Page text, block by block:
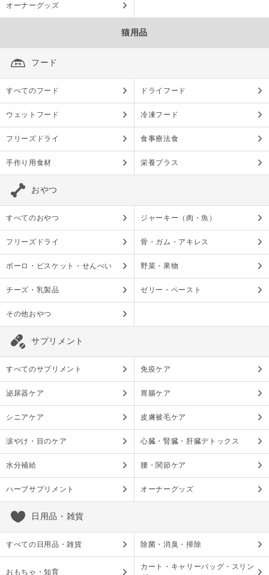
オーナーグッズ
猫用品
フード
すべてのフード ドライフード
ウェットフード 冷凍フード
フリーズドライ 食事療法食
手作り用食材 栄養プラス
おやつ
すべてのおやつ ジャーキー（肉・魚）
フリーズドライ 骨・ガム・アキレス
ボーロ・ビスケット・せんべい 野菜・果物
チーズ・乳製品 ゼリー・ペースト
その他おやつ
サプリメント
すべてのサプリメント 免疫ケア
泌尿器ケア 胃腸ケア
シニアケア 皮膚被毛ケア
涙やけ・目のケア 心臓・腎臓・肝臓デトックス
水分補給 腰・関節ケア
ハーブサプリメント オーナーグッズ
日用品・雑貨
すべての日用品・雑貨 除菌・消臭・掃除
おもちゃ・知育
カート・キャリーバッグ・スリン